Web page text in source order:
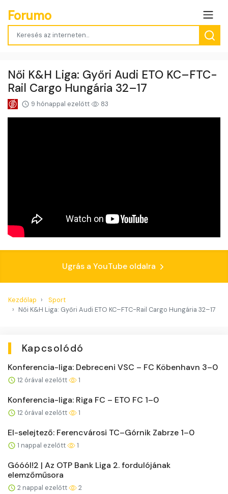
Forumo
Női K&H Liga: Győri Audi ETO KC–FTC-
Rail Cargo Hungária 32–17
9 hónappal ezelőtt 83
Ugrás a YouTube oldalra
Kezdőlap
Sport
Női K&H Liga: Győri Audi ETO KC–FTC-Rail Cargo Hungária 32–17
Kapcsolódó
Konferencia-liga: Debreceni VSC – FC Köbenhavn 3–0
12 órával ezelőtt 1
Konferencia-liga: Riga FC – ETO FC 1–0
12 órával ezelőtt 1
El-selejtező: Ferencvárosi TC–Górnik Zabrze 1–0
1 nappal ezelőtt 1
Góóól!2 | Az OTP Bank Liga 2. fordulójának
elemzőműsora
2 nappal ezelőtt 2